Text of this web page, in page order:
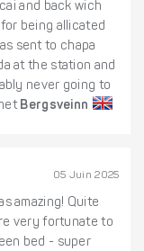
and back wich
being allicated
sent to chapa
at the station and
never going to
Bergsveinn
05 Juin 2025
amazing! Quite
very fortunate to
bed - super